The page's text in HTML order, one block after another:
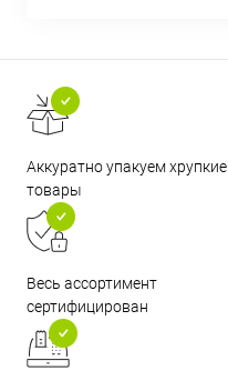
Аккуратно упакуем хрупкие
товары
Весь ассортимент
сертифицирован